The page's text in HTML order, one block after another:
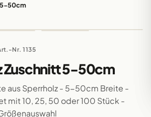
5-50cm
Nr. 1135
Zuschnitt 5-50cm
aus Sperrholz - 5-50cm Breite -
mit 10, 25, 50 oder 100 Stück -